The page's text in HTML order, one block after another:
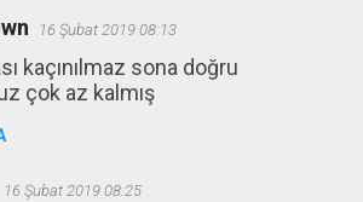
16 Şubat 2019 08:13
kaçınılmaz sona doğru
çok az kalmış
16 Şubat 2019 08:25